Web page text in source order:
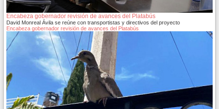
Encabeza gobernador revisión de avances del Platabús
David Monreal Ávila se reúne con transportistas y directivos del proyecto
Encabeza gobernador revisión de avances del Platabús